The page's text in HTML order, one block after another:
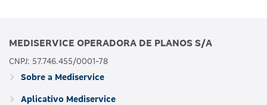
MEDISERVICE OPERADORA DE PLANOS S/A
CNPJ: 57.746.455/0001-78
Sobre a Mediservice
Aplicativo Mediservice